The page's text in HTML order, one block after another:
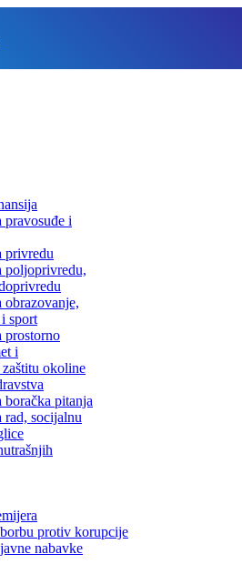
pravosuđe i
privredu
poljoprivredu,
obrazovanje,
sport
prostorno
i
okoline
pitanja
rad, socijalnu
protiv korupcije
nabavke